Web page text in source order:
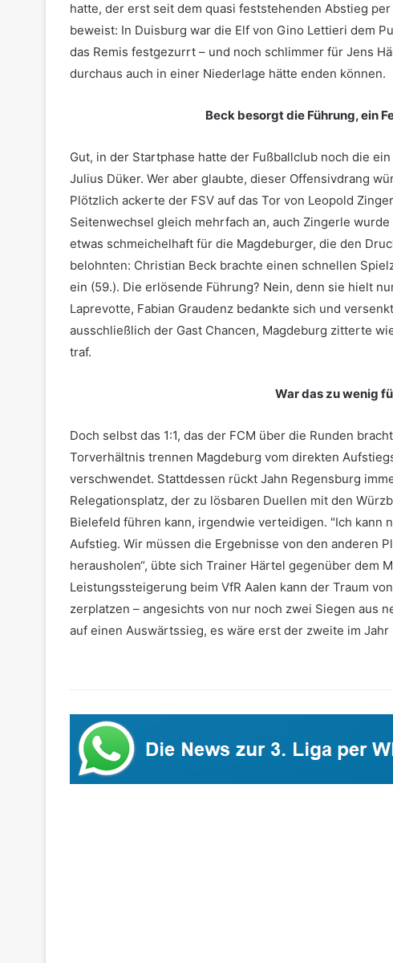
hatte, der erst seit dem quasi feststehenden Abstieg
beweist: In Duisburg war die Elf von Gino Lettieri dem
das Remis festgezurrt – und noch schlimmer für Jens
durchaus auch in einer Niederlage hätte enden können.
Beck besorgt die Führung, ein
Gut, in der Startphase hatte der Fußballclub noch die
Julius Düker. Wer aber glaubte, dieser Offensivdrang
Plötzlich ackerte der FSV auf das Tor von Leopold
Seitenwechsel gleich mehrfach an, auch Zingerle
etwas schmeichelhaft für die Magdeburger, die den
belohnten: Christian Beck brachte einen schnellen
ein (59.). Die erlösende Führung? Nein, denn sie hielt
Laprevotte, Fabian Graudenz bedankte sich und
ausschließlich der Gast Chancen, Magdeburg zitterte
traf.
War das zu wenig
Doch selbst das 1:1, das der FCM über die Runden
Torverhältnis trennen Magdeburg vom direkten
verschwendet. Stattdessen rückt Jahn Regensburg
Relegationsplatz, der zu lösbaren Duellen mit den
Bielefeld führen kann, irgendwie verteidigen. "Ich kann
Aufstieg. Wir müssen die Ergebnisse von den anderen
herausholen“, übte sich Trainer Härtel gegenüber dem
Leistungssteigerung beim VfR Aalen kann der Traum
zerplatzen – angesichts von nur noch zwei Siegen aus
auf einen Auswärtssieg, es wäre erst der zweite im Jahr